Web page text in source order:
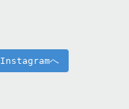
Instagramへ